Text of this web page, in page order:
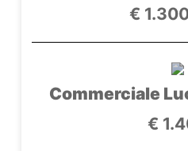
€
Commerciale
€